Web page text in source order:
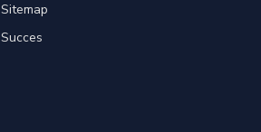
Sitemap
Succes